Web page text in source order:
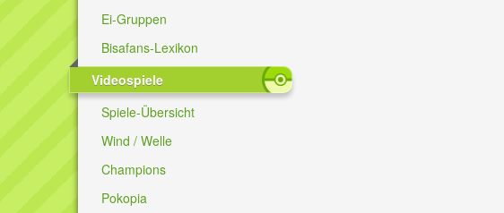
Ei-Gruppen
Bisafans-Lexikon
Videospiele
Spiele-Übersicht
Wind / Welle
Champions
Pokopia